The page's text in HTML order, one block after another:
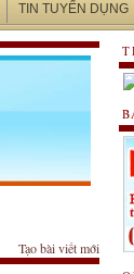
TIN TUYỂN DỤNG
Tạo bài viết mới